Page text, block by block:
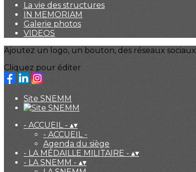
La vie des structures
IN MEMORIAM
Galerie photos
VIDEOS
Ajoutez un logo, un bouton, des réseaux sociaux
Cliquez pour éditer
Site SNEMM
- ACCUEIL - ▴▾
- ACCUEIL -
Agenda du siège
- LA MÉDAILLE MILITAIRE - ▴▾
- LA SNEMM - ▴▾